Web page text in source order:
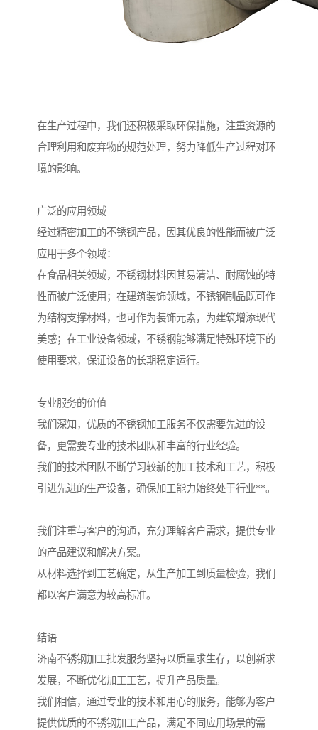
在生产过程中，我们还积极采取环保措施，注重资源的
合理利用和废弃物的规范处理，努力降低生产过程对环
境的影响。
广泛的应用领域
经过精密加工的不锈钢产品，因其优良的性能而被广泛
应用于多个领域：
在食品相关领域，不锈钢材料因其易清洁、耐腐蚀的特
性而被广泛使用；在建筑装饰领域，不锈钢制品既可作
为结构支撑材料，也可作为装饰元素，为建筑增添现代
美感；在工业设备领域，不锈钢能够满足特殊环境下的
使用要求，保证设备的长期稳定运行。
专业服务的价值
我们深知，优质的不锈钢加工服务不仅需要先进的设
备，更需要专业的技术团队和丰富的行业经验。
我们的技术团队不断学习较新的加工技术和工艺，积极
引进先进的生产设备，确保加工能力始终处于行业**。
我们注重与客户的沟通，充分理解客户需求，提供专业
的产品建议和解决方案。
从材料选择到工艺确定，从生产加工到质量检验，我们
都以客户满意为较高标准。
结语
济南不锈钢加工批发服务坚持以质量求生存，以创新求
发展，不断优化加工工艺，提升产品质量。
我们相信，通过专业的技术和用心的服务，能够为客户
提供优质的不锈钢加工产品，满足不同应用场景的需